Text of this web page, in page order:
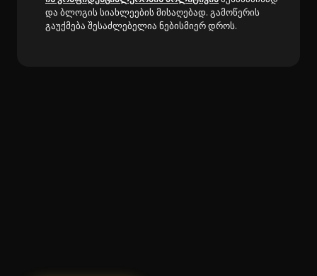
და ბლოგის სიახლეების მისაღებად. გამოწერის
გაუქმება შესაძლებელია ნებისმიერ დროს.